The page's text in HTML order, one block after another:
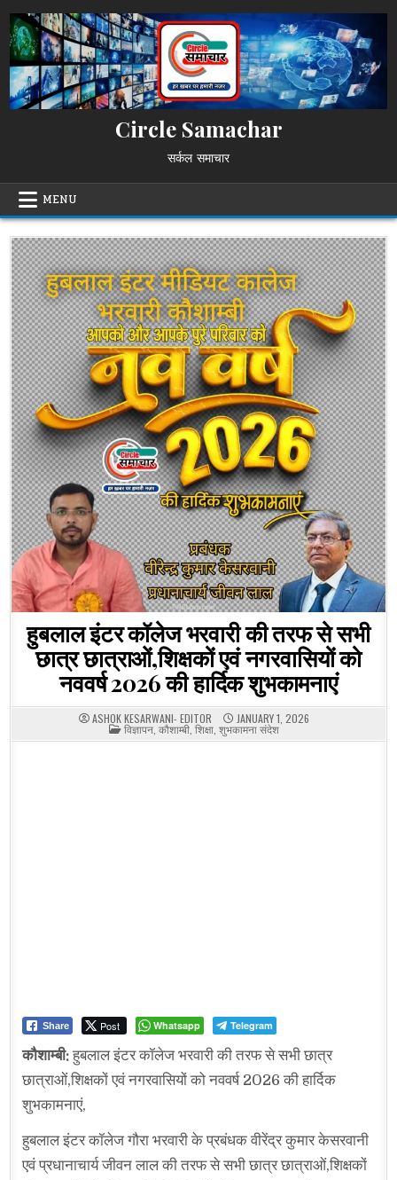
to
content
Circle Samachar
सर्कल समाचार
MENU
हुबलाल इंटर कॉलेज भरवारी की तरफ से सभी
छात्र छात्राओं,शिक्षकों एवं नगरवासियों को
नववर्ष 2026 की हार्दिक शुभकामनाएं
ASHOK KESARWANI- EDITOR JANUARY 1, 2026
POSTED
IN
विज्ञापन कौशाम्बी शिक्षा शुभकामना संदेश
Share Post Whatsapp Telegram
कौशाम्बी:हुबलाल इंटर कॉलेज भरवारी की तरफ से सभी छात्र
छात्राओं,शिक्षकों एवं नगरवासियों को नववर्ष 2026 की हार्दिक
शुभकामनाएं,
हुबलाल इंटर कॉलेज गौरा भरवारी के प्रबंधक वीरेंद्र कुमार केसरवानी
एवं प्रधानाचार्य जीवन लाल की तरफ से सभी छात्र छात्राओं,शिक्षकों